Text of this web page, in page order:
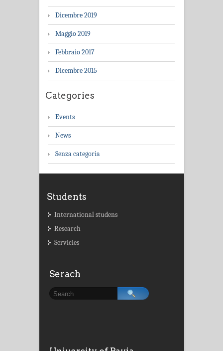
Dicembre 2019
Maggio 2019
Febbraio 2017
Dicembre 2015
Categories
Events
News
Senza categoria
Students
International studens
Research
Servicies
Serach